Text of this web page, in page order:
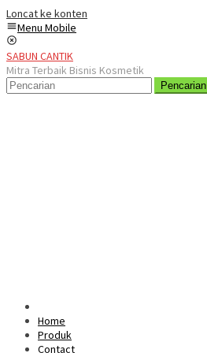
Loncat ke konten
Menu Mobile
SABUN CANTIK
Mitra Terbaik Bisnis Kosmetik
Pencarian
Home
Produk
Contact